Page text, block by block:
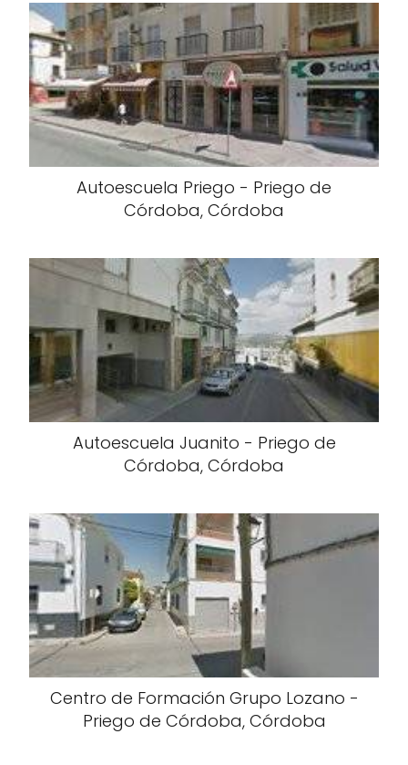
Autoescuela Priego - Priego de
Córdoba, Córdoba
Autoescuela Juanito - Priego de
Córdoba, Córdoba
Centro de Formación Grupo Lozano -
Priego de Córdoba, Córdoba